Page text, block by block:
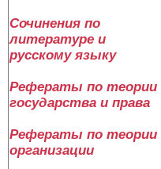
Сочинения по
литературе и
русскому языку
Рефераты по теории
государства и права
Рефераты по теории
организации